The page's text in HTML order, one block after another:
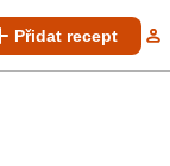
Přidat recept